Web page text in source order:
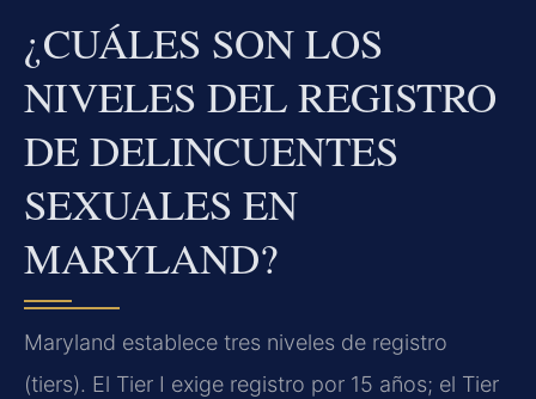
¿CUÁLES SON LOS
NIVELES DEL REGISTRO
DE DELINCUENTES
SEXUALES EN
MARYLAND?
Maryland establece tres niveles de registro
(tiers). El Tier I exige registro por 15 años; el Tier